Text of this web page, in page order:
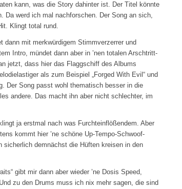
kann, was die Story dahinter ist. Der Titel könnte
Da werd ich mal nachforschen. Der Song an sich,
Klingt total rund.
dann mit merkwürdigem Stimmverzerrer und
Intro, mündet dann aber in ’nen totalen Arschtritt-
jetzt, dass hier das Flaggschiff des Albums
als zum Beispiel „Forged With Evil“ und
Der Song passt wohl thematisch besser in die
andere. Das macht ihn aber nicht schlechter, im
ja erstmal nach was Furchteinflößendem. Aber
kommt hier ’ne schöne Up-Tempo-Schwoof-
sicherlich demnächst die Hüften kreisen in den
gibt mir dann aber wieder ’ne Dosis Speed,
zu den Drums muss ich nix mehr sagen, die sind